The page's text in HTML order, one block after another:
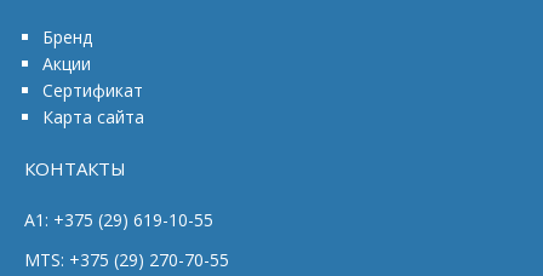
Бренд
Акции
Сертификат
Карта сайта
КОНТАКТЫ
A1: +375 (29) 619-10-55
MTS: +375 (29) 270-70-55